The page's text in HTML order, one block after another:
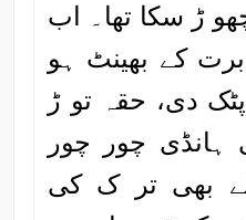
ڑ سکا تھا۔ اب
کے بھینٹ ہو
دی، حقہ تو ڑ
ہانڈی چور چور
بھی تر ک کی